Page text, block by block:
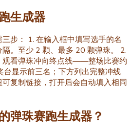
生成器
步： 1. 在输入框中填写选手的名
。至少 2 颗、最多 20 颗弹珠。 2.
观看弹珠冲向终点线——整场比赛约
台显示前三名；下方列出完整冲线
复制链接，打开后会自动填入相同
弹珠赛跑生成器？